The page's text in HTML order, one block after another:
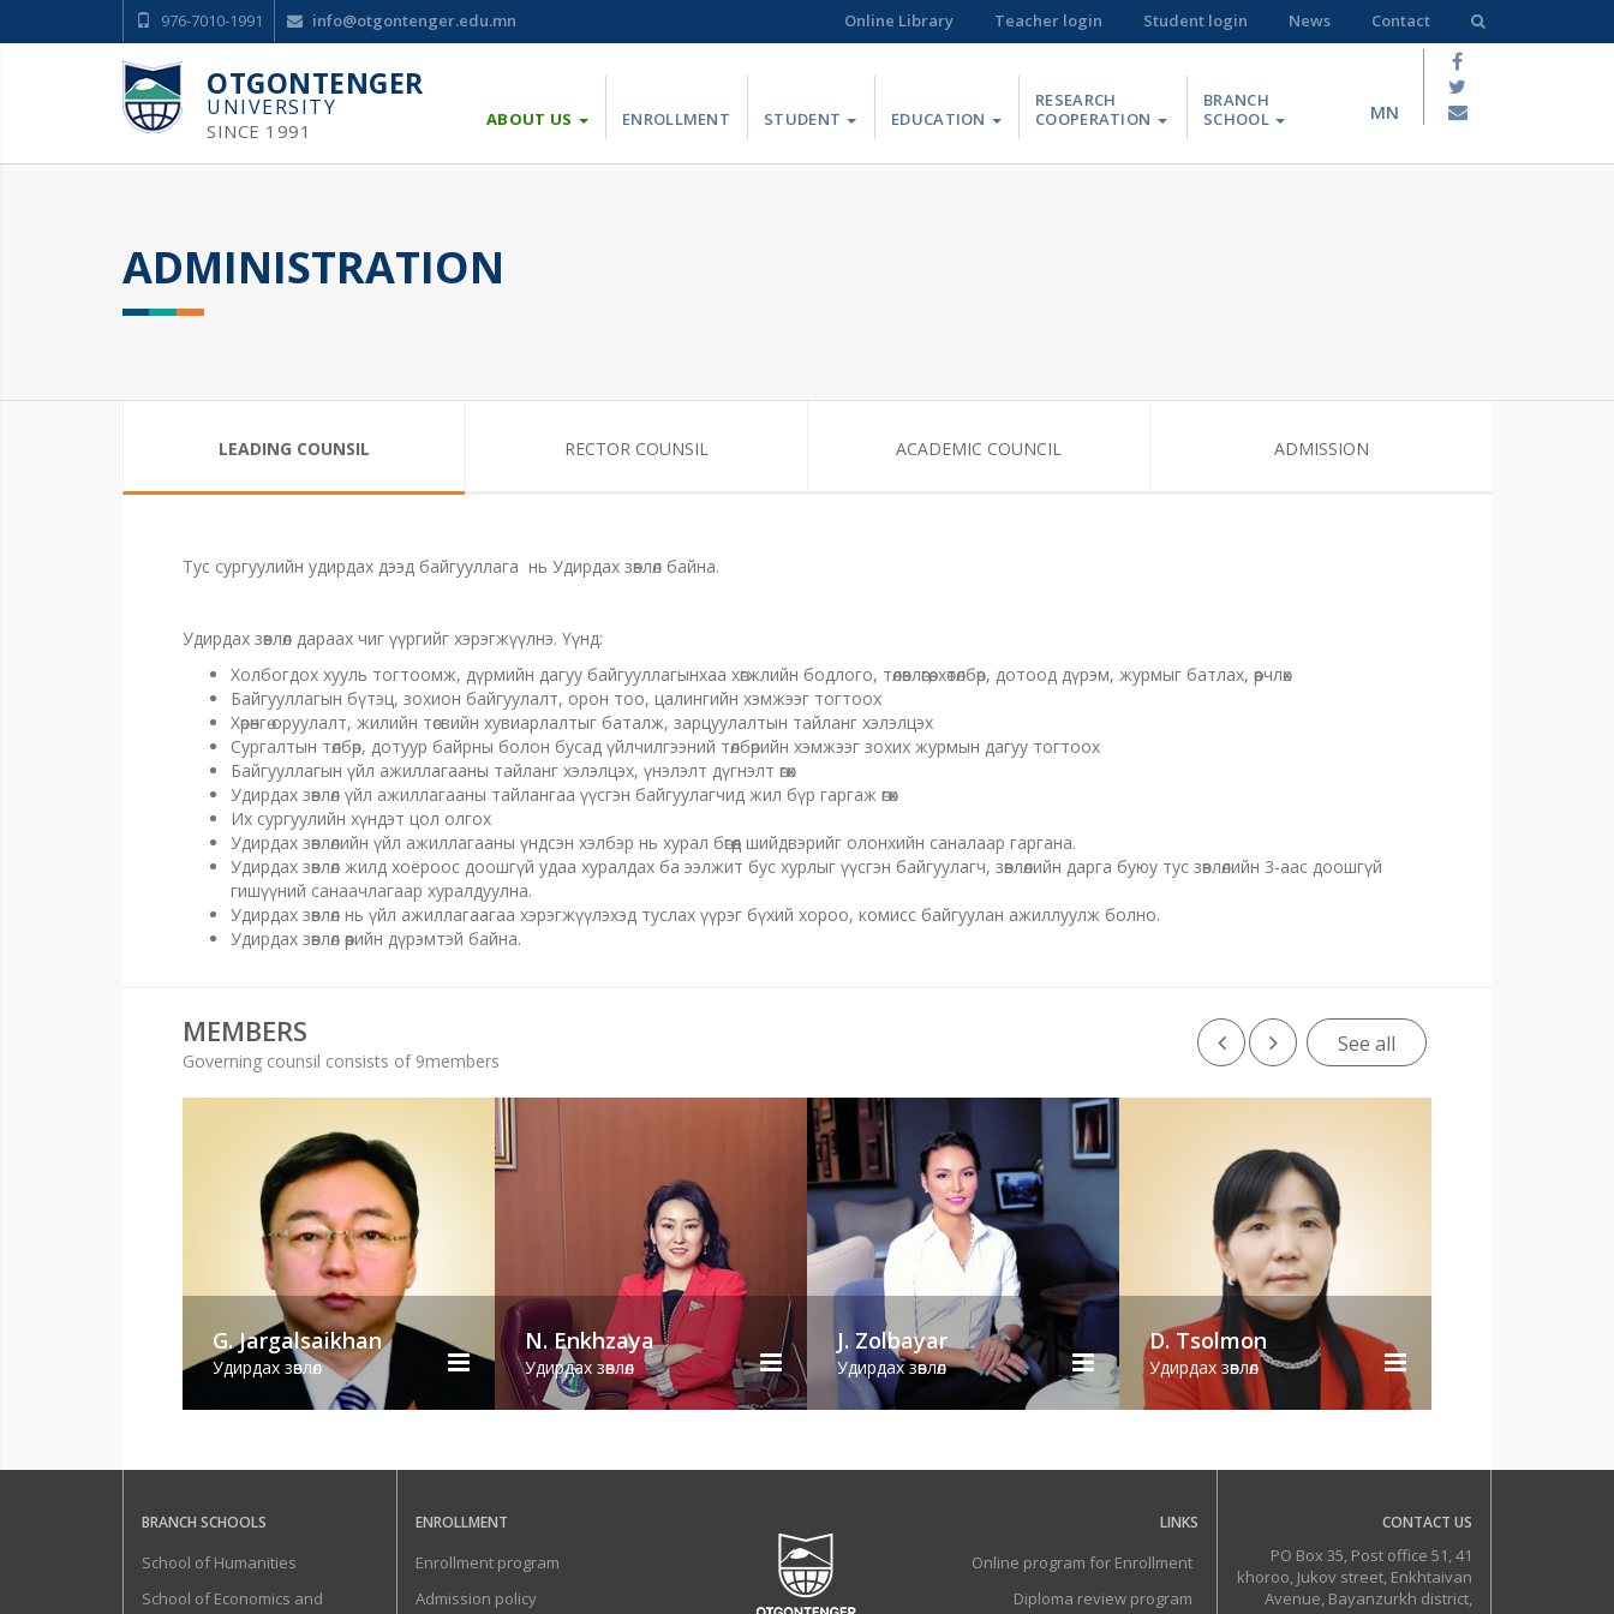
976-7010-1991 info@otgontenger.edu.mn Online Library Teacher login Student login News Contact
OTGONTENGER
UNIVERSITY
SINCE 1991 ABOUT US ENROLLMENT STUDENT EDUCATION
RESEARCH
COOPERATION
BRANCH
SCHOOL
MN
ADMINISTRATION
LEADING COUNSIL RECTOR COUNSIL ACADEMIC COUNCIL ADMISSION
Тус сургуулийн удирдах дээд байгууллага нь Удирдах зөвлөл байна.
Удирдах зөвлөл дараах чиг үүргийг хэрэгжүүлнэ. Үүнд:
Холбогдох хууль тогтоомж, дүрмийн дагуу байгууллагынхаа хөгжлийн бодлого, төлөвлөгөө, хөтөлбөр, дотоод дүрэм, журмыг батлах, өөрчлөх
Байгууллагын бүтэц, зохион байгуулалт, орон тоо, цалингийн хэмжээг тогтоох
Хөрөнгө оруулалт, жилийн төсвийн хувиарлалтыг баталж, зарцуулалтын тайланг хэлэлцэх
Сургалтын төлбөр, дотуур байрны болон бусад үйлчилгээний төлбөрийн хэмжээг зохих журмын дагуу тогтоох
Байгууллагын үйл ажиллагааны тайланг хэлэлцэх, үнэлэлт дүгнэлт өгөх
Удирдах зөвлөл үйл ажиллагааны тайлангаа үүсгэн байгуулагчид жил бүр гаргаж өгөх
Их сургуулийн хүндэт цол олгох
Удирдах зөвлөлийн үйл ажиллагааны үндсэн хэлбэр нь хурал бөгөөд шийдвэрийг олонхийн саналаар гаргана.
Удирдах зөвлөл жилд хоёроос доошгүй удаа хуралдах ба ээлжит бус хурлыг үүсгэн байгуулагч, зөвлөлийн дарга буюу тус зөвлөлийн 3-аас доошгүй
гишүүний санаачлагаар хуралдуулна.
Удирдах зөвлөл нь үйл ажиллагаагаа хэрэгжүүлэхэд туслах үүрэг бүхий хороо, комисс байгуулан ажиллуулж болно.
Удирдах зөвлөл өөрийн дүрэмтэй байна.
MEMBERS
Governing counsil consists of 9members
See all
G. Jargalsaikhan
Удирдах зөвлөл
N. Enkhzaya
Удирдах зөвлөл
J. Zolbayar
Удирдах зөвлөл
D. Tsolmon
Удирдах зөвлөл
BRANCH SCHOOLS
School of Humanities
School of Economics and
ENROLLMENT
Enrollment program
Admission policy
LINKS
Online program for Enrollment
Diploma review program
CONTACT US
PO Box 35, Post office 51, 41
khoroo, Jukov street, Enkhtaivan
Avenue, Bayanzurkh district,